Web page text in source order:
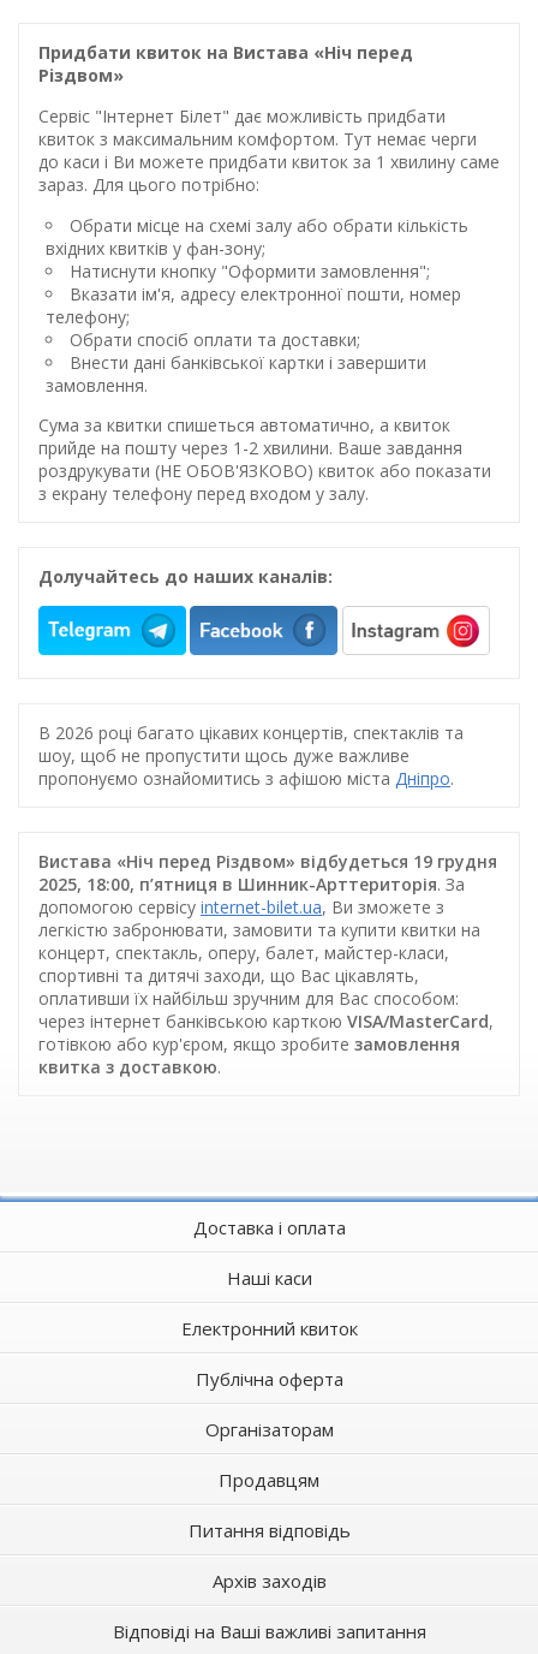
Придбати квиток на Вистава «Ніч перед
Різдвом»
Сервіс "Інтернет Білет" дає можливість придбати
квиток з максимальним комфортом. Тут немає черги
до каси і Ви можете придбати квиток за 1 хвилину саме
зараз. Для цього потрібно:
Обрати місце на схемі залу або обрати кількість
вхідних квитків у фан-зону;
Натиснути кнопку "Оформити замовлення";
Вказати ім'я, адресу електронної пошти, номер
телефону;
Обрати спосіб оплати та доставки;
Внести дані банківської картки і завершити
замовлення.
Сума за квитки спишеться автоматично, а квиток
прийде на пошту через 1-2 хвилини. Ваше завдання
роздрукувати (НЕ ОБОВ'ЯЗКОВО) квиток або показати
з екрану телефону перед входом у залу.
Долучайтесь до наших каналів:
В 2026 році багато цікавих концертів, спектаклів та
шоу, щоб не пропустити щось дуже важливе
пропонуємо ознайомитись з афішою міста Дніпро.
Вистава «Ніч перед Різдвом» відбудеться 19 грудня
2025, 18:00, п’ятниця в Шинник-Арттериторія. За
допомогою сервісу internet-bilet.ua, Ви зможете з
легкістю забронювати, замовити та купити квитки на
концерт, спектакль, оперу, балет, майстер-класи,
спортивні та дитячі заходи, що Вас цікавлять,
оплативши їх найбільш зручним для Вас способом:
через інтернет банківською карткою VISA/MasterCard,
готівкою або кур'єром, якщо зробите замовлення
квитка з доставкою.
Доставка і оплата
Наші каси
Електронний квиток
Публічна оферта
Організаторам
Продавцям
Питання відповідь
Архів заходів
Відповіді на Ваші важливі запитання